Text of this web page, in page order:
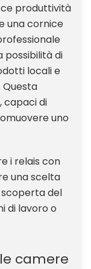
produttività
una cornice
possibilità di
locali e
Questa
capaci di
uno
i relais con
una scelta
del
di lavoro o
camere